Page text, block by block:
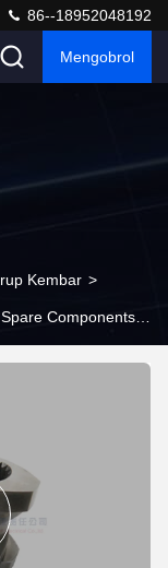
86--18952048192
Mengobrol
Kembar >
Components